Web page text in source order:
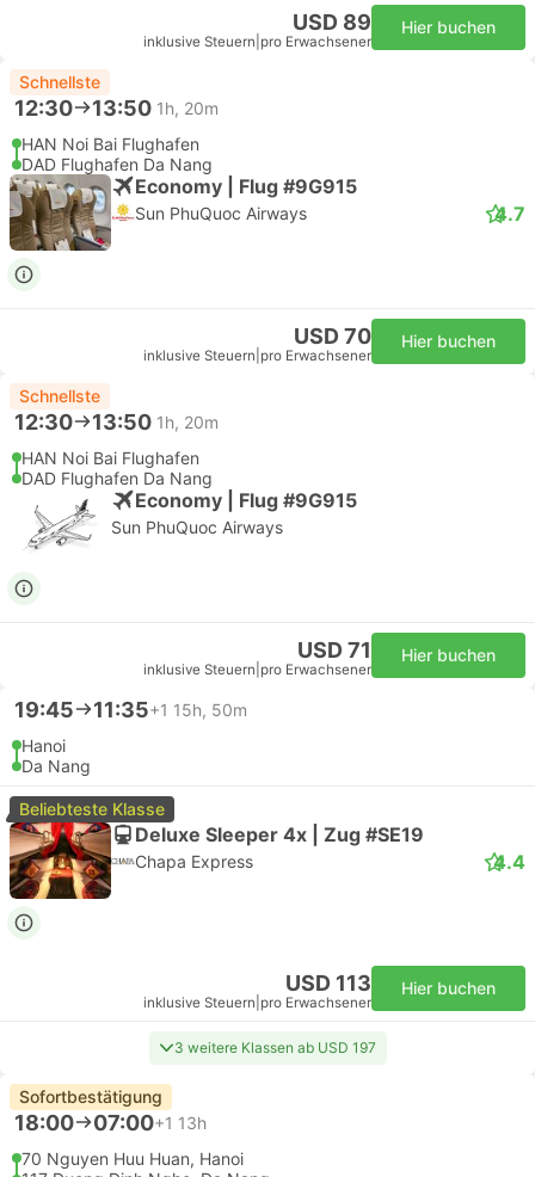
USD 89
inklusive Steuern pro Erwachsener
Hier buchen
Schnellste
12:30 13:50 1h, 20m
HAN Noi Bai Flughafen
DAD Flughafen Da Nang
Economy | Flug #9G915
Sun PhuQuoc Airways 4.7
USD 70
inklusive Steuern pro Erwachsener
Hier buchen
Schnellste
12:30 13:50 1h, 20m
HAN Noi Bai Flughafen
DAD Flughafen Da Nang
Economy | Flug #9G915
Sun PhuQuoc Airways
USD 71
inklusive Steuern pro Erwachsener
Hier buchen
19:45 11:35+1 15h, 50m
Hanoi
Da Nang
Beliebteste Klasse
Deluxe Sleeper 4x | Zug #SE19
Chapa Express 4.4
USD 113
inklusive Steuern pro Erwachsener
Hier buchen
3 weitere Klassen ab USD 197
Sofortbestätigung
18:00 07:00+1 13h
70 Nguyen Huu Huan, Hanoi